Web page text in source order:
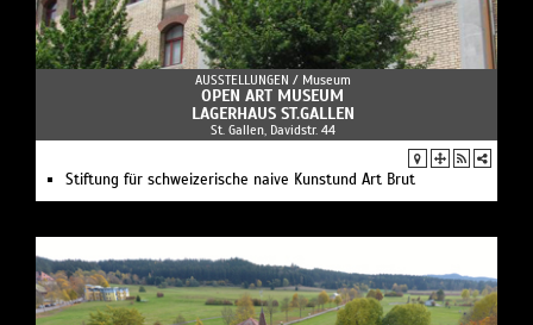
AUSSTELLUNGEN / Museum
OPEN ART MUSEUM
LAGERHAUS ST.GALLEN
St. Gallen, Davidstr. 44
Stiftung für schweizerische naive Kunstund Art Brut